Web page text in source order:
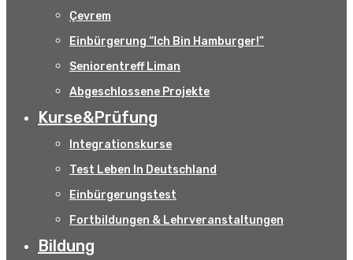
Çevrem
Einbürgerung “Ich Bin Hamburger!”
Seniorentreff Liman
Abgeschlossene Projekte
Kurse&Prüfung
Integrationskurse
Test Leben In Deutschland
Einbürgerungstest
Fortbildungen & Lehrveranstaltungen
Bildung